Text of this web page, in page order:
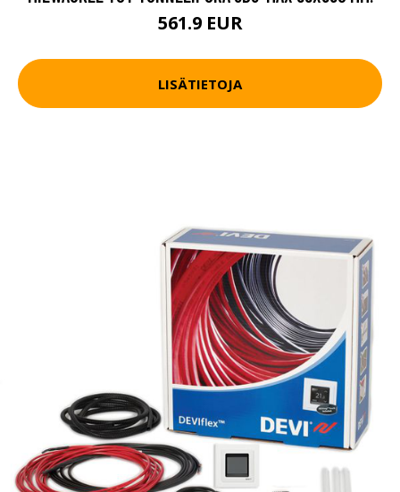
561.9 EUR
LISÄTIETOJA